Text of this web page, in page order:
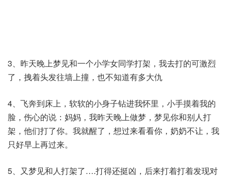
3、昨天晚上梦见和一个小学女同学打架，我去打的可激烈
了，拽着头发往墙上撞，也不知道有多大仇
4、飞奔到床上，软软的小身子钻进我怀里，小手摸着我的
脸，伤心的说：妈妈，我昨天晚上做梦，梦见你和别人打
架，他们打了你。我就醒了，想过来看看你，奶奶不让，我
只好早上再过来。
5、又梦见和人打架了….打得还挺凶，后来打着打着发现对